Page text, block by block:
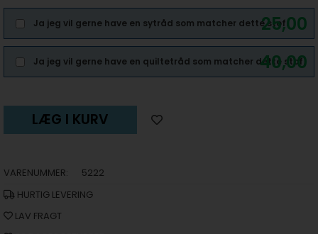
25,00
Ja jeg vil gerne have en sytråd som matcher dette stof.
40,00
Ja jeg vil gerne have en quiltetråd som matcher dette stof.
LÆG I KURV
VARENUMMER:
5222
HURTIG LEVERING
LAV FRAGT